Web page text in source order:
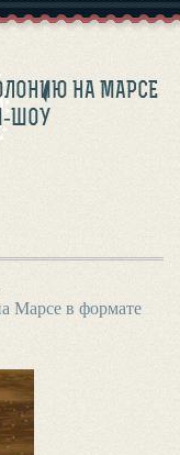
НА МАРСЕ
ШОУ
Марсе в формате